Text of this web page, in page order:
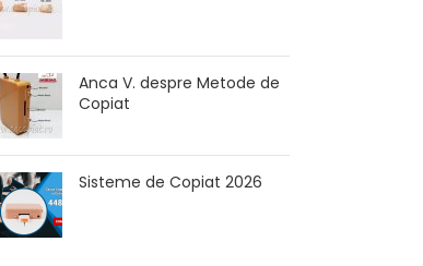
Anca V. despre Metode de
Copiat
Sisteme de Copiat 2026